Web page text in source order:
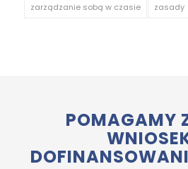
zarządzanie sobą w czasie zasady
POMAGAMY